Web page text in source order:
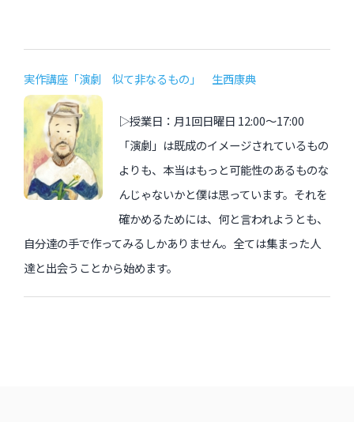
実作講座「演劇 似て非なるもの」 生西康典
▷授業日：月1回日曜日 12:00〜17:00
「演劇」は既成のイメージされているもの
よりも、本当はもっと可能性のあるものな
んじゃないかと僕は思っています。それを
確かめるためには、何と言われようとも、
自分達の手で作ってみるしかありません。全ては集まった人
達と出会うことから始めます。